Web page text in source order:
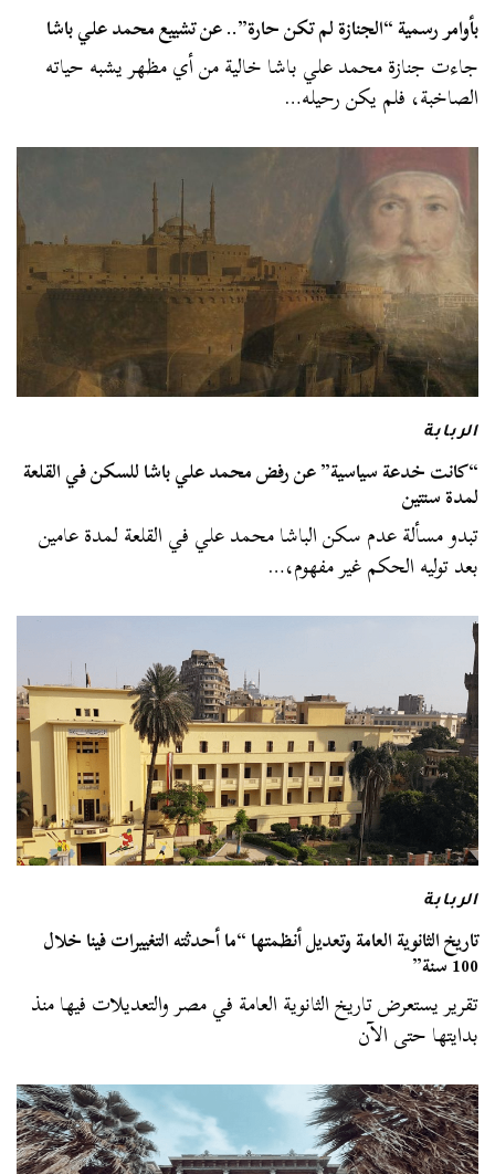
بأوامر رسمية “الجنازة لم تكن حارة”.. عن تشييع محمد علي باشا
جاءت جنازة محمد علي باشا خالية من أي مظهر يشبه حياته
الصاخبة، فلم يكن رحيله…
الربابة
“كانت خدعة سياسية” عن رفض محمد علي باشا للسكن في القلعة
لمدة سنتين
تبدو مسألة عدم سكن الباشا محمد علي في القلعة لمدة عامين
بعد توليه الحكم غير مفهوم،…
الربابة
تاريخ الثانوية العامة وتعديل أنظمتها “ما أحدثته التغييرات فينا خلال
100 سنة”
تقرير يستعرض تاريخ الثانوية العامة في مصر والتعديلات فيها منذ
بدايتها حتى الآن